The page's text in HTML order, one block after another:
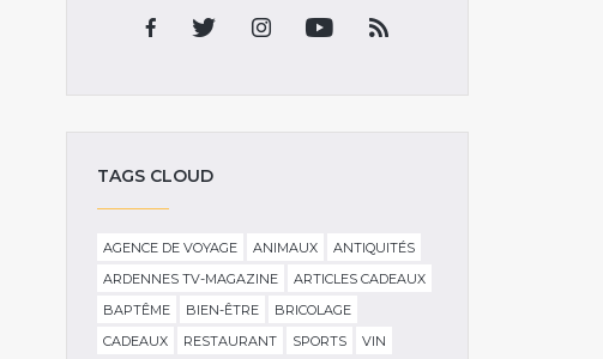
TAGS CLOUD
AGENCE DE VOYAGE ANIMAUX
ANTIQUITÉS
ARDENNES TV-MAGAZINE
ARTICLES CADEAUX
BAPTÊME
BIEN-ÊTRE
BRICOLAGE
CADEAUX
RESTAURANT SPORTS VIN